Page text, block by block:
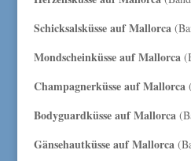
Schicksalsküsse auf Mallorca
Mondscheinküsse auf Mallorca
Champagnerküsse auf Mallorca
Bodyguardküsse auf Mallorca
Gänsehautküsse auf Mallorca